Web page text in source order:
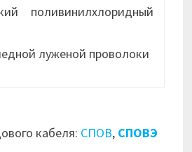
поливинилхлоридный
луженой проволоки
кабеля: СПОВ, СПОВЭ